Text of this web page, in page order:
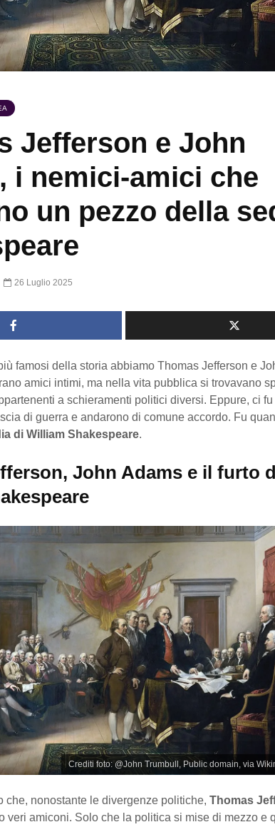
Jefferson e John
i nemici-amici che
un pezzo della
26 Luglio 2025
famosi della storia abbiamo Thomas Jefferson e
amici intimi, ma nella vita pubblica si trovavano
a schieramenti politici diversi. Eppure, ci
di guerra e andarono di comune accordo. Fu
di William Shakespeare.
John Adams e il furto
Crediti foto: @John Trumbull, Public domain, via
che, nonostante le divergenze politiche, Thomas
veri amiconi. Solo che la politica si mise di mezzo e